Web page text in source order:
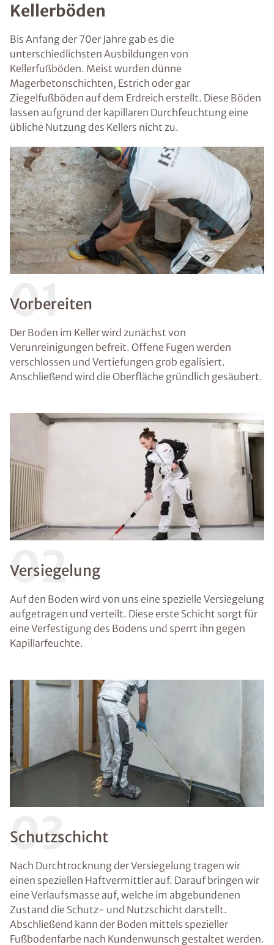
Kellerböden
Bis Anfang der 70er Jahre gab es die
unterschiedlichsten Ausbildungen von
Kellerfußböden. Meist wurden dünne
Magerbetonschichten, Estrich oder gar
Ziegelfußböden auf dem Erdreich erstellt. Diese Böden
lassen aufgrund der kapillaren Durchfeuchtung eine
übliche Nutzung des Kellers nicht zu.
01
Vorbereiten
Der Boden im Keller wird zunächst von
Verunreinigungen befreit. Offene Fugen werden
verschlossen und Vertiefungen grob egalisiert.
Anschließend wird die Oberfläche gründlich gesäubert.
02
Versiegelung
Auf den Boden wird von uns eine spezielle Versiegelung
aufgetragen und verteilt. Diese erste Schicht sorgt für
eine Verfestigung des Bodens und sperrt ihn gegen
Kapillarfeuchte.
03
Schutzschicht
Nach Durchtrocknung der Versiegelung tragen wir
einen speziellen Haftvermittler auf. Darauf bringen wir
eine Verlaufsmasse auf, welche im abgebundenen
Zustand die Schutz- und Nutzschicht darstellt.
Abschließend kann der Boden mittels spezieller
Fußbodenfarbe nach Kundenwunsch gestaltet werden.